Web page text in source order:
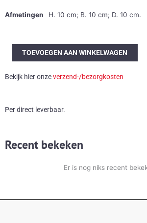
Afmetingen H. 10 cm; B. 10 cm; D. 10 cm.
'Ice
TOEVOEGEN AAN WINKELWAGEN
Bekijk hier onzeverzend-/bezorgkosten
Per direct leverbaar.
Recent bekeken
Er is nog niks recent